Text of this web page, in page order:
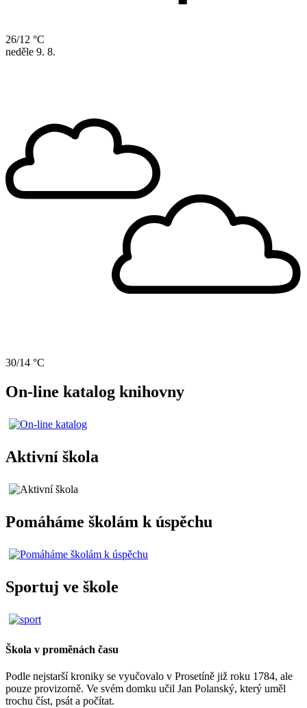
26/12 °C
neděle 9. 8.
30/14 °C
On-line katalog knihovny
Aktivní škola
Pomáháme školám k úspěchu
Sportuj ve škole
Škola v proměnách času
Podle nejstarší kroniky se vyučovalo v Prosetíně již roku 1784, ale
pouze provizorně. Ve svém domku učil Jan Polanský, který uměl
trochu číst, psát a počítat.